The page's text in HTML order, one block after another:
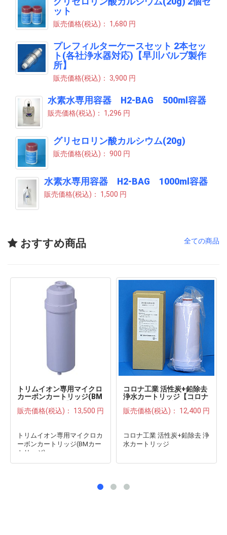
ット
販売価格(税込)： 1,680 円
プレフィルターケースセット 2本セッ
ト(各社浄水器対応)【早川バルブ製作
所】
販売価格(税込)： 3,900 円
水素水専用容器 H2-BAG 500ml容器
販売価格(税込)： 1,296 円
グリセロリン酸カルシウム(20g)
販売価格(税込)： 900 円
水素水専用容器 H2-BAG 1000ml容器
販売価格(税込)： 1,500 円
おすすめ商品 全ての商品
トリムイオン専用マイクロ
カーボンカートリッジ(BM
ム】
販売価格(税込)： 13,500 円
トリムイオン専用マイクロカ
ーボンカートリッジ(BMカー
トリッジ)
コロナ工業 活性炭+鉛除去
浄水カートリッジ【コロナ
販売価格(税込)： 12,400 円
コロナ工業 活性炭+鉛除去 浄
水カートリッジ